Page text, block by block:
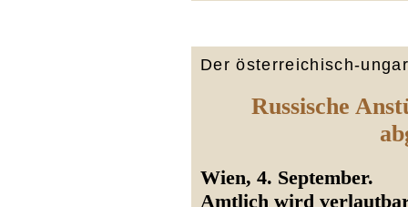
Der österreichisch-
Russische
Wien, 4. September.
Amtlich wird